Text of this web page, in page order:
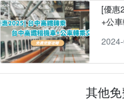
[優惠
+公
其他